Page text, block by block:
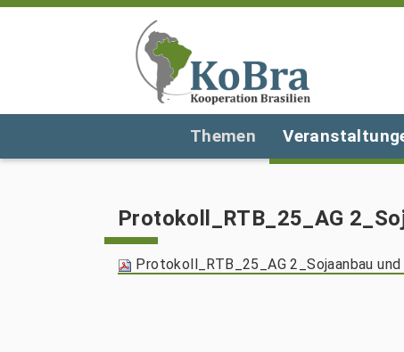
Themen
Protokoll_RTB_25_AG
Protokoll_RTB_25_AG 2_Sojaanbau